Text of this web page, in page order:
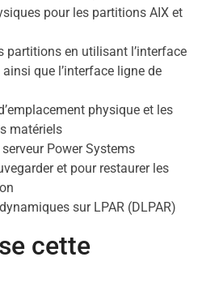
pour les partitions AIX et
partitions en utilisant l’interface
que l’interface ligne de
physique et les
matériels
Power Systems
et pour restaurer les
sur LPAR (DLPAR)
cette